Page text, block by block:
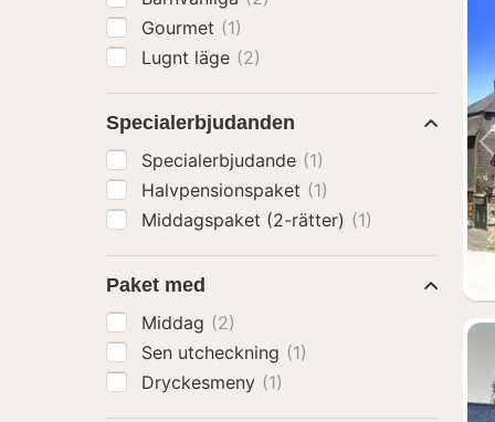
Gourmet (1)
Lugnt läge (2)
Specialerbjudanden
Specialerbjudande (1)
Halvpensionspaket (1)
Middagspaket (2-rätter) (1)
Paket med
Middag (2)
Sen utcheckning (1)
Dryckesmeny (1)